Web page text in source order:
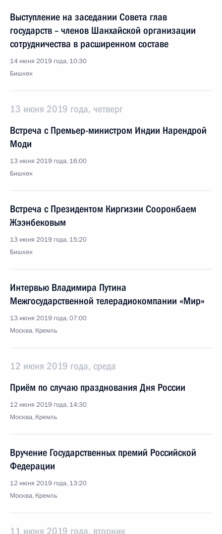
Выступление на заседании Совета глав
государств – членов Шанхайской организации
сотрудничества в расширенном составе
14 июня 2019 года, 10:30
Бишкек
13 июня 2019 года, четверг
Встреча с Премьер-министром Индии Нарендрой
Моди
13 июня 2019 года, 16:00
Бишкек
Встреча с Президентом Киргизии Сооронбаем
Жээнбековым
13 июня 2019 года, 15:20
Бишкек
Интервью Владимира Путина
Межгосударственной телерадиокомпании «Мир»
13 июня 2019 года, 07:00
Москва, Кремль
12 июня 2019 года, среда
Приём по случаю празднования Дня России
12 июня 2019 года, 14:30
Москва, Кремль
Вручение Государственных премий Российской
Федерации
12 июня 2019 года, 13:20
Москва, Кремль
11 июня 2019 года, вторник